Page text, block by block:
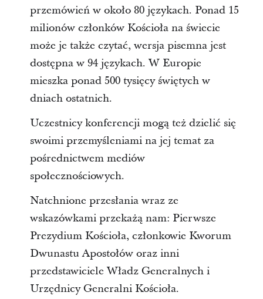
przemówień w około 80 językach. Ponad 15
milionów członków Kościoła na świecie
może je także czytać, wersja pisemna jest
dostępna w 94 językach. W Europie
mieszka ponad 500 tysięcy świętych w
dniach ostatnich.
Uczestnicy konferencji mogą też dzielić się
swoimi przemyśleniami na jej temat za
pośrednictwem mediów
społecznościowych.
Natchnione przesłania wraz ze
wskazówkami przekażą nam: Pierwsze
Prezydium Kościoła, członkowie Kworum
Dwunastu Apostołów oraz inni
przedstawiciele Władz Generalnych i
Urzędnicy Generalni Kościoła.